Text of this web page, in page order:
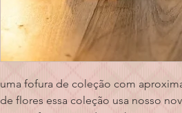
uma fofura de coleção com
de flores essa coleção usa nosso